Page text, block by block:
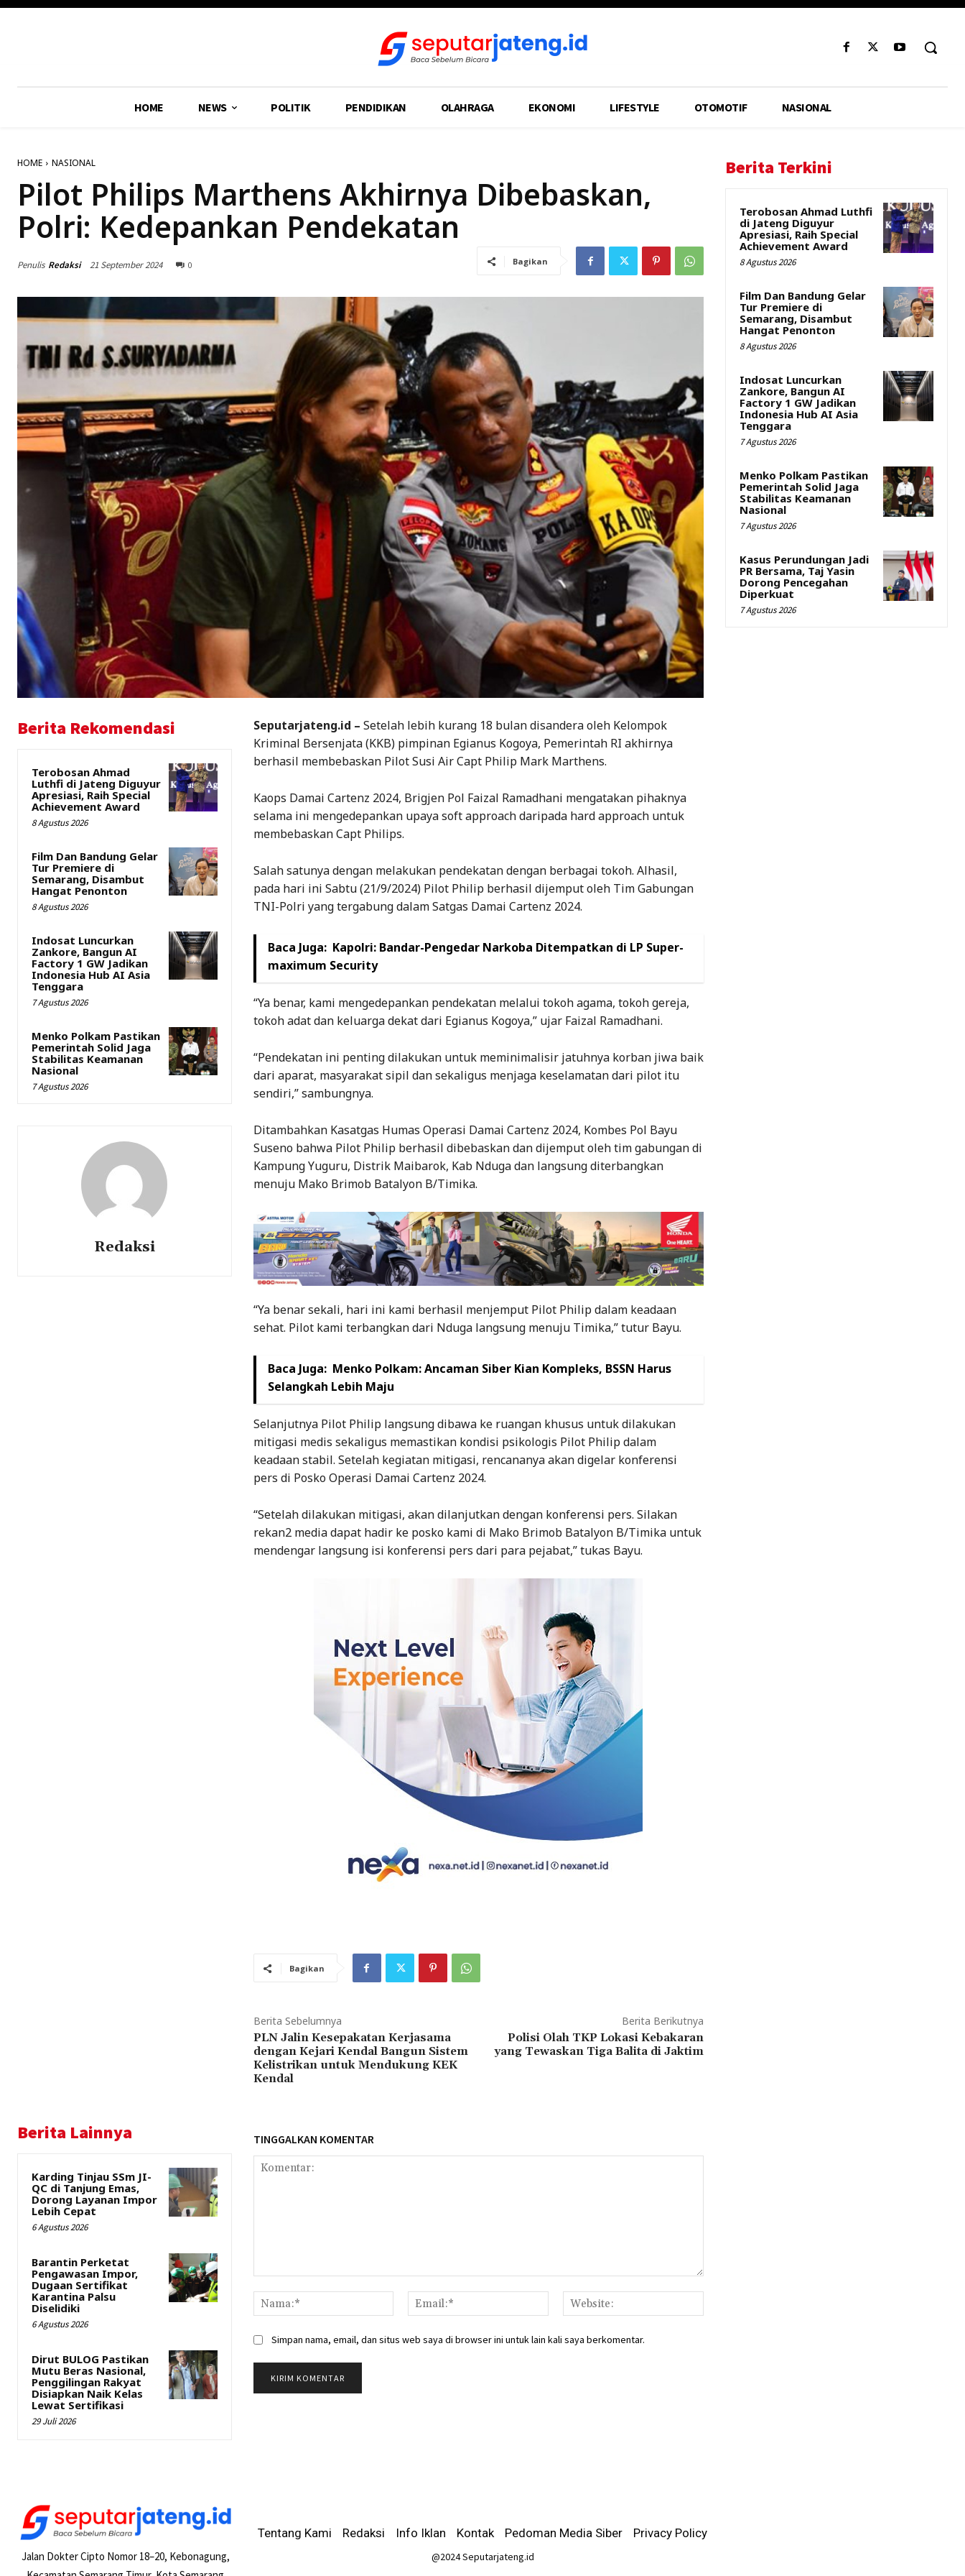
HOME NEWS POLITIK PENDIDIKAN OLAHRAGA EKONOMI LIFESTYLE OTOMOTIF NASIONAL
HOME NASIONAL
Pilot Philips Marthens Akhirnya Dibebaskan,
Polri: Kedepankan Pendekatan
Penulis Redaksi 21 September 2024 0 Bagikan
Berita Rekomendasi
Terobosan Ahmad
Luthfi di Jateng Diguyur
Apresiasi, Raih Special
Achievement Award
8 Agustus 2026
Film Dan Bandung Gelar
Tur Premiere di
Semarang, Disambut
Hangat Penonton
8 Agustus 2026
Indosat Luncurkan
Zankore, Bangun AI
Factory 1 GW Jadikan
Indonesia Hub AI Asia
Tenggara
7 Agustus 2026
Menko Polkam Pastikan
Pemerintah Solid Jaga
Stabilitas Keamanan
Nasional
7 Agustus 2026
Redaksi
Seputarjateng.id – Setelah lebih kurang 18 bulan disandera oleh Kelompok
Kriminal Bersenjata (KKB) pimpinan Egianus Kogoya, Pemerintah RI akhirnya
berhasil membebaskan Pilot Susi Air Capt Philip Mark Marthens.
Kaops Damai Cartenz 2024, Brigjen Pol Faizal Ramadhani mengatakan pihaknya
selama ini mengedepankan upaya soft approach daripada hard approach untuk
membebaskan Capt Philips.
Salah satunya dengan melakukan pendekatan dengan berbagai tokoh. Alhasil,
pada hari ini Sabtu (21/9/2024) Pilot Philip berhasil dijemput oleh Tim Gabungan
TNI-Polri yang tergabung dalam Satgas Damai Cartenz 2024.
Baca Juga: Kapolri: Bandar-Pengedar Narkoba Ditempatkan di LP Super-
maximum Security
“Ya benar, kami mengedepankan pendekatan melalui tokoh agama, tokoh gereja,
tokoh adat dan keluarga dekat dari Egianus Kogoya,” ujar Faizal Ramadhani.
“Pendekatan ini penting dilakukan untuk meminimalisir jatuhnya korban jiwa baik
dari aparat, masyarakat sipil dan sekaligus menjaga keselamatan dari pilot itu
sendiri,” sambungnya.
Ditambahkan Kasatgas Humas Operasi Damai Cartenz 2024, Kombes Pol Bayu
Suseno bahwa Pilot Philip berhasil dibebaskan dan dijemput oleh tim gabungan di
Kampung Yuguru, Distrik Maibarok, Kab Nduga dan langsung diterbangkan
menuju Mako Brimob Batalyon B/Timika.
“Ya benar sekali, hari ini kami berhasil menjemput Pilot Philip dalam keadaan
sehat. Pilot kami terbangkan dari Nduga langsung menuju Timika,” tutur Bayu.
Baca Juga: Menko Polkam: Ancaman Siber Kian Kompleks, BSSN Harus
Selangkah Lebih Maju
Selanjutnya Pilot Philip langsung dibawa ke ruangan khusus untuk dilakukan
mitigasi medis sekaligus memastikan kondisi psikologis Pilot Philip dalam
keadaan stabil. Setelah kegiatan mitigasi, rencananya akan digelar konferensi
pers di Posko Operasi Damai Cartenz 2024.
“Setelah dilakukan mitigasi, akan dilanjutkan dengan konferensi pers. Silakan
rekan2 media dapat hadir ke posko kami di Mako Brimob Batalyon B/Timika untuk
mendengar langsung isi konferensi pers dari para pejabat,” tukas Bayu.
Bagikan
Berita Sebelumnya
PLN Jalin Kesepakatan Kerjasama
dengan Kejari Kendal Bangun Sistem
Kelistrikan untuk Mendukung KEK
Kendal
Berita Berikutnya
Polisi Olah TKP Lokasi Kebakaran
yang Tewaskan Tiga Balita di Jaktim
Berita Lainnya
Karding Tinjau SSm JI-
QC di Tanjung Emas,
Dorong Layanan Impor
Lebih Cepat
6 Agustus 2026
Barantin Perketat
Pengawasan Impor,
Dugaan Sertifikat
Karantina Palsu
Diselidiki
6 Agustus 2026
Dirut BULOG Pastikan
Mutu Beras Nasional,
Penggilingan Rakyat
Disiapkan Naik Kelas
Lewat Sertifikasi
29 Juli 2026
TINGGALKAN KOMENTAR
Nama:*
Email:*
Simpan nama, email, dan situs web saya di browser ini untuk lain kali saya berkomentar.
Berita Terkini
Terobosan Ahmad Luthfi
di Jateng Diguyur
Apresiasi, Raih Special
Achievement Award
8 Agustus 2026
Film Dan Bandung Gelar
Tur Premiere di
Semarang, Disambut
Hangat Penonton
8 Agustus 2026
Indosat Luncurkan
Zankore, Bangun AI
Factory 1 GW Jadikan
Indonesia Hub AI Asia
Tenggara
7 Agustus 2026
Menko Polkam Pastikan
Pemerintah Solid Jaga
Stabilitas Keamanan
Nasional
7 Agustus 2026
Kasus Perundungan Jadi
PR Bersama, Taj Yasin
Dorong Pencegahan
Diperkuat
7 Agustus 2026
Jalan Dokter Cipto Nomor 18–20, Kebonagung,
Tentang Kami Redaksi Info Iklan Kontak Pedoman Media Siber Privacy Policy
@2024 Seputarjateng.id